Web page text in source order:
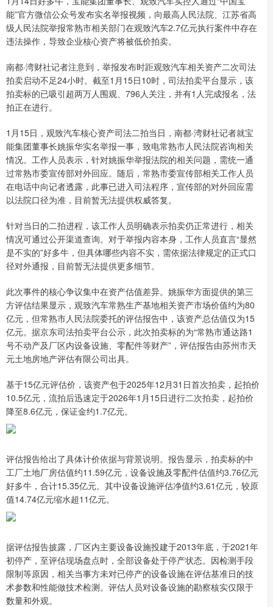
能”官方微信公众号发布实名举报视频，向最高人民法院、江苏省高
级人民法院举报常熟市相关部门在观致汽车2.7亿元执行案件中存在
违法操作，导致企业核心资产将被低价拍卖。
南都·湾财社记者注意到，举报发布时距观致汽车相关资产二次司法
拍卖启动不足24小时。截至1月15日10时，司法拍卖平台显示，该
拍卖标的已吸引超两万人围观、796人关注，并有1人完成报名，法
拍正在进行。
1月15日，观致汽车核心资产司法二拍当日，南都·湾财社记者就宝
能集团董事长姚振华实名举报一事，致电常熟市人民法院咨询相关
情况。工作人员表示，针对姚振华举报法院的相关问题，需统一通
过常熟市委宣传部对外回应。随后，常熟市委宣传部相关工作人员
在电话中向记者透露，此事已进入司法程序，宣传部的对外回应需
以法院口径为准，目前暂无法提供权威答复。
针对当日的二拍进程，该工作人员明确表示拍卖仍正常进行，相关
情况可通过公开渠道查询。对于举报内容本身，工作人员直言“显然
是不实的”好多牛，但具体哪些内容不实，需依据法律规定的正式口
径对外通报，目前暂无法提供更多细节。
此次事件的核心争议集中在资产估值差异。姚振华方面提供的第三
方评估结果显示，观致汽车常熟生产基地相关资产市场价值约为80
亿元，但常熟市人民法院委托的评估报告中，该资产总估值仅为15
亿元。据京东司法拍卖平台公示，此次拍卖标的为“常熟市通达路1
号不动产及厂区内设备设施、零配件等财产”，评估报告由苏州市天
元土地房地产评估有限公司出具。
基于15亿元评估价，该资产包于2025年12月31日首次拍卖，起拍价
10.5亿元，流拍后迅速定于2026年1月15日进行二次拍卖，起拍价
降至8.6亿元，保证金约1.7亿元。
评估报告给出了具体计价依据与背景说明。报告显示，拍卖标的中
工厂土地厂房估值约11.59亿元，设备设施及零配件估值约3.76亿元
好多牛，合计15.35亿元。其中设备设施评估净值约3.61亿元，较原
值14.74亿元缩水超11亿元。
据评估报告披露，厂区内主要设备设施投建于2013年底，于2021年
初停产，至评估现场盘点时，全部设备处于停产状态。因检测手段
限制等原因，相关当事方未对已停产的设备设施在评估基准日的技
术参数和性能做技术检测。评估人员对设备设施的勘察核实仅限于
数量和外观。